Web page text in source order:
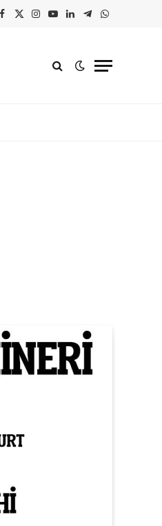
Facebook
X
Instagram
YouTube
Linkedin'de
Telegram
WhatsApp